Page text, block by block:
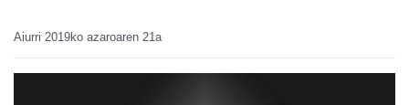
Aiurri 2019ko azaroaren 21a